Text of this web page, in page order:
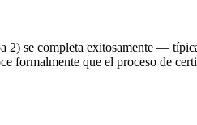
se completa exitosamente —
formalmente que el proceso de